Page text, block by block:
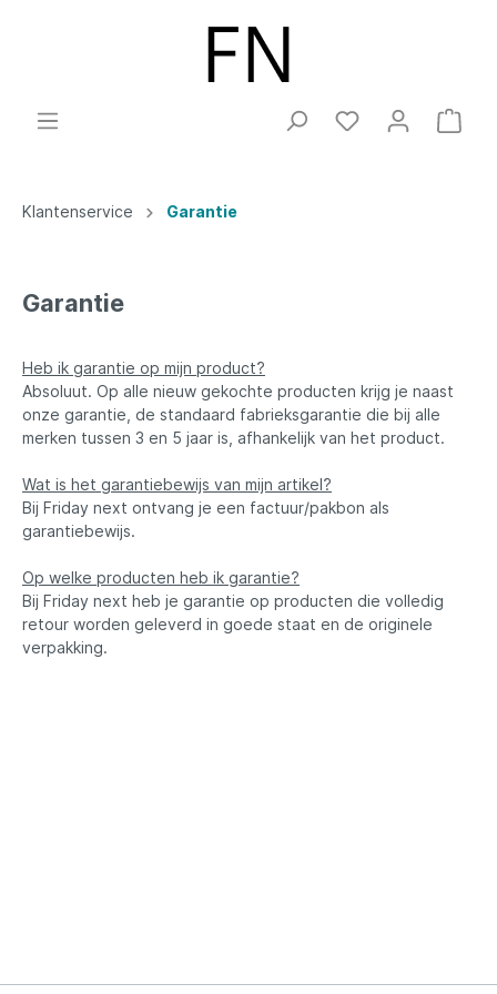
Klantenservice Garantie
Garantie
Heb ik garantie op mijn product?
Absoluut. Op alle nieuw gekochte producten krijg je naast
onze garantie, de standaard fabrieksgarantie die bij alle
merken tussen 3 en 5 jaar is, afhankelijk van het product.
Wat is het garantiebewijs van mijn artikel?
Bij Friday next ontvang je een factuur/pakbon als
garantiebewijs.
Op welke producten heb ik garantie?
Bij Friday next heb je garantie op producten die volledig
retour worden geleverd in goede staat en de originele
verpakking.